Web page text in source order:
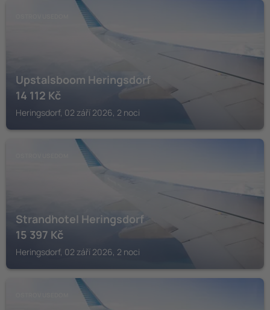
Upstalsboom Heringsdorf
14 112 Kč
Heringsdorf, 02 září 2026, 2 noci
Strandhotel Heringsdorf
15 397 Kč
Heringsdorf, 02 září 2026, 2 noci